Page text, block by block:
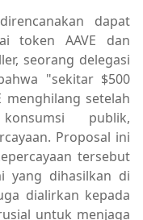
dapat
token AAVE dan
seorang delegasi
"sekitar $500
menghilang setelah
publik,
Proposal ini
tersebut
yang dihasilkan di
dialirkan kepada
untuk menjaga